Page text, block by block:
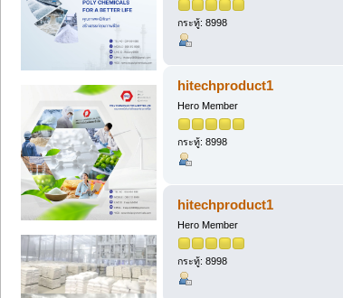
กระทู้: 8998
hitechproduct1
Hero Member
กระทู้: 8998
hitechproduct1
Hero Member
กระทู้: 8998